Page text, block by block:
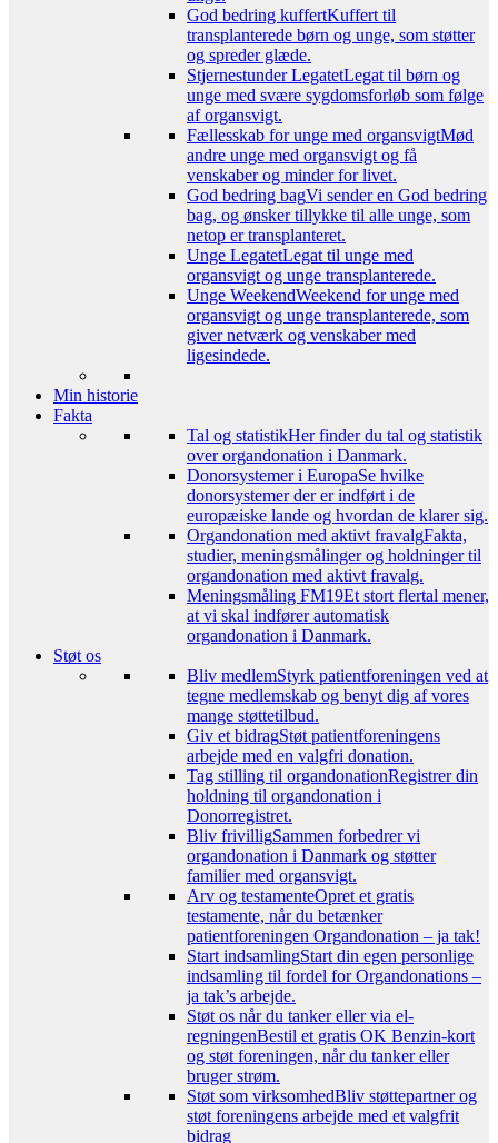
God bedring kuffertKuffert til
transplanterede børn og unge, som støtter
og spreder glæde.
Stjernestunder LegatetLegat til børn og
unge med svære sygdomsforløb som følge
af organsvigt.
Fællesskab for unge med organsvigtMød
andre unge med organsvigt og få
venskaber og minder for livet.
God bedring bagVi sender en God bedring
bag, og ønsker tillykke til alle unge, som
netop er transplanteret.
Unge LegatetLegat til unge med
organsvigt og unge transplanterede.
Unge WeekendWeekend for unge med
organsvigt og unge transplanterede, som
giver netværk og venskaber med
ligesindede.
Min historie
Fakta
Tal og statistikHer finder du tal og statistik
over organdonation i Danmark.
Donorsystemer i EuropaSe hvilke
donorsystemer der er indført i de
europæiske lande og hvordan de klarer sig.
Organdonation med aktivt fravalgFakta,
studier, meningsmålinger og holdninger til
organdonation med aktivt fravalg.
Meningsmåling FM19Et stort flertal mener,
at vi skal indfører automatisk
organdonation i Danmark.
Støt os
Bliv medlemStyrk patientforeningen ved at
tegne medlemskab og benyt dig af vores
mange støttetilbud.
Giv et bidragStøt patientforeningens
arbejde med en valgfri donation.
Tag stilling til organdonationRegistrer din
holdning til organdonation i
Donorregistret.
Bliv frivilligSammen forbedrer vi
organdonation i Danmark og støtter
familier med organsvigt.
Arv og testamenteOpret et gratis
testamente, når du betænker
patientforeningen Organdonation – ja tak!
Start indsamlingStart din egen personlige
indsamling til fordel for Organdonations –
ja tak’s arbejde.
Støt os når du tanker eller via el-
regningenBestil et gratis OK Benzin-kort
og støt foreningen, når du tanker eller
bruger strøm.
Støt som virksomhedBliv støttepartner og
støt foreningens arbejde med et valgfrit
bidrag